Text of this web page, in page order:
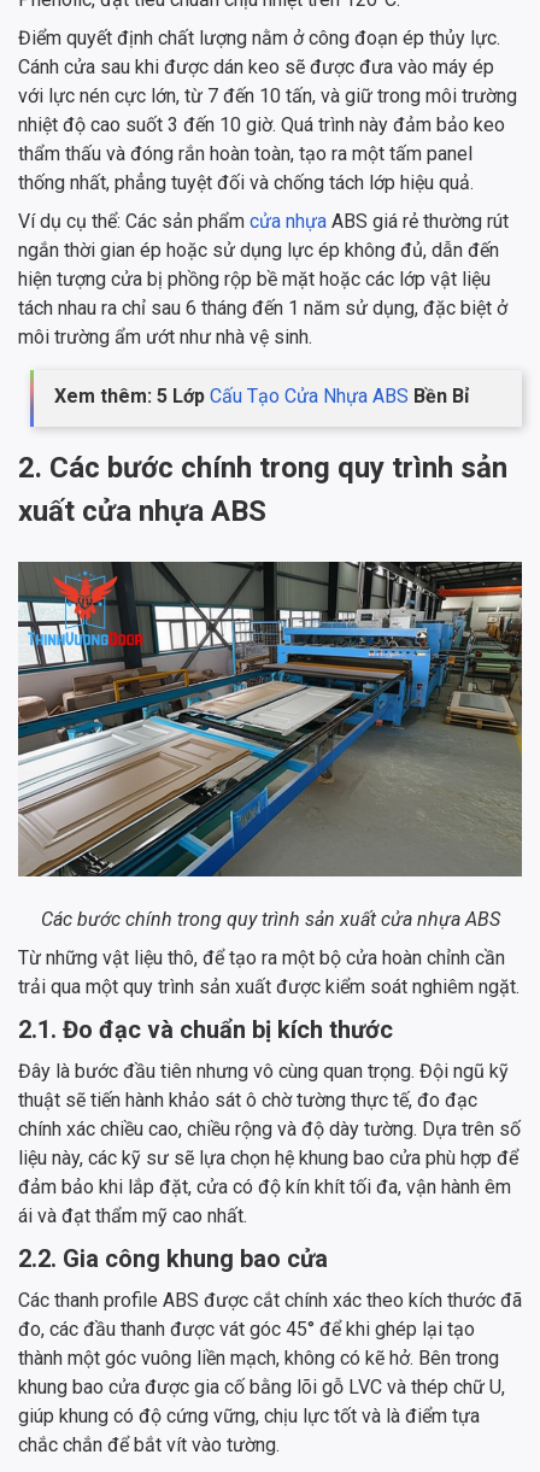
Điểm quyết định chất lượng nằm ở công đoạn ép thủy lực.
Cánh cửa sau khi được dán keo sẽ được đưa vào máy ép
với lực nén cực lớn, từ 7 đến 10 tấn, và giữ trong môi trường
nhiệt độ cao suốt 3 đến 10 giờ. Quá trình này đảm bảo keo
thẩm thấu và đóng rắn hoàn toàn, tạo ra một tấm panel
thống nhất, phẳng tuyệt đối và chống tách lớp hiệu quả.
Ví dụ cụ thể: Các sản phẩm cửa nhựa ABS giá rẻ thường rút
ngắn thời gian ép hoặc sử dụng lực ép không đủ, dẫn đến
hiện tượng cửa bị phồng rộp bề mặt hoặc các lớp vật liệu
tách nhau ra chỉ sau 6 tháng đến 1 năm sử dụng, đặc biệt ở
môi trường ẩm ướt như nhà vệ sinh.
Xem thêm: 5 Lớp Cấu Tạo Cửa Nhựa ABS Bền Bỉ
2. Các bước chính trong quy trình sản
xuất cửa nhựa ABS
Các bước chính trong quy trình sản xuất cửa nhựa ABS
Từ những vật liệu thô, để tạo ra một bộ cửa hoàn chỉnh cần
trải qua một quy trình sản xuất được kiểm soát nghiêm ngặt.
2.1. Đo đạc và chuẩn bị kích thước
Đây là bước đầu tiên nhưng vô cùng quan trọng. Đội ngũ kỹ
thuật sẽ tiến hành khảo sát ô chờ tường thực tế, đo đạc
chính xác chiều cao, chiều rộng và độ dày tường. Dựa trên số
liệu này, các kỹ sư sẽ lựa chọn hệ khung bao cửa phù hợp để
đảm bảo khi lắp đặt, cửa có độ kín khít tối đa, vận hành êm
ái và đạt thẩm mỹ cao nhất.
2.2. Gia công khung bao cửa
Các thanh profile ABS được cắt chính xác theo kích thước đã
đo, các đầu thanh được vát góc 45° để khi ghép lại tạo
thành một góc vuông liền mạch, không có kẽ hở. Bên trong
khung bao cửa được gia cố bằng lõi gỗ LVC và thép chữ U,
giúp khung có độ cứng vững, chịu lực tốt và là điểm tựa
chắc chắn để bắt vít vào tường.